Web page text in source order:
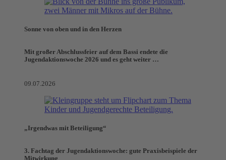
Sonne von oben und in den Herzen
Mit großer Abschlussfeier auf dem Bassi endete die
Jugendaktionswoche 2026 und es geht weiter …
09.07.2026
„Irgendwas mit Beteiligung“
3. Fachtag der Jugendaktionswoche: gute Praxisbeispiele der
Mitwirkung